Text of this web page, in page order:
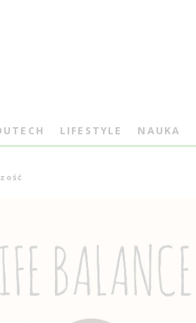
LIFESTYLE NAUKA